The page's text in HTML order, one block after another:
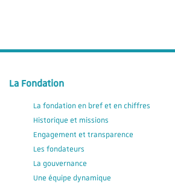
La Fondation
La fondation en bref et en chiffres
Historique et missions
Engagement et transparence
Les fondateurs
La gouvernance
Une équipe dynamique